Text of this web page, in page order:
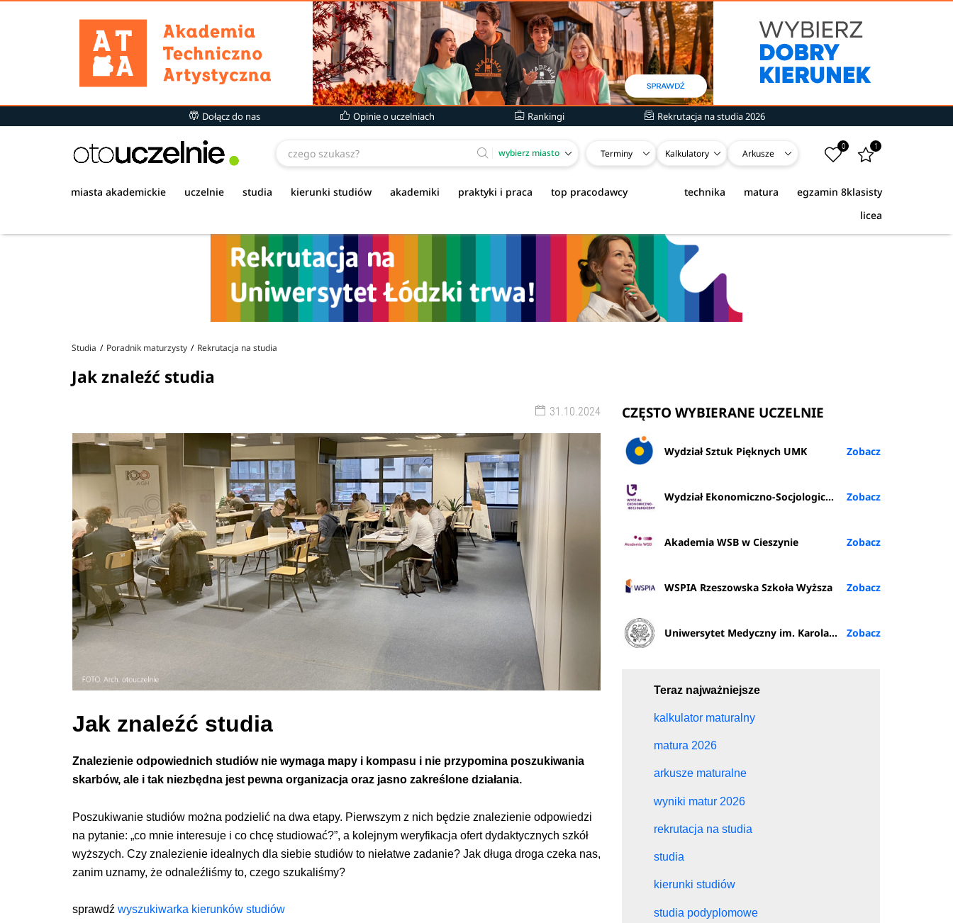
Dołącz do nas Opinie o uczelniach Rankingi Rekrutacja na studia 2026
wybierz miasto Terminy Kalkulatory Arkusze
0 1
miasta akademickie uczelnie studia kierunki studiów akademiki praktyki i praca top pracodawcy egzamin 8klasisty
matura
technika
licea
Studia Poradnik maturzysty Rekrutacja na studia
Jak znaleźć studia
31.10.2024
Jak znaleźć studia
Znalezienie odpowiednich studiów nie wymaga mapy i kompasu i nie przypomina poszukiwania
skarbów, ale i tak niezbędna jest pewna organizacja oraz jasno zakreślone działania.
Poszukiwanie studiów można podzielić na dwa etapy. Pierwszym z nich będzie znalezienie odpowiedzi
na pytanie: „co mnie interesuje i co chcę studiować?”, a kolejnym weryfikacja ofert dydaktycznych szkół
wyższych. Czy znalezienie idealnych dla siebie studiów to niełatwe zadanie? Jak długa droga czeka nas,
zanim uznamy, że odnaleźliśmy to, czego szukaliśmy?
sprawdźwyszukiwarka kierunków studiów
CZĘSTO WYBIERANE UCZELNIE
Wydział Sztuk Pięknych UMK
Wydział Ekonomiczno-Socjologiczny UŁ
Akademia WSB w Cieszynie
WSPIA Rzeszowska Szkoła Wyższa
Uniwersytet Medyczny im. Karola Marcinkowskiego w Poznaniu
Teraz najważniejsze
kalkulator maturalny
matura 2026
arkusze maturalne
wyniki matur 2026
rekrutacja na studia
studia
kierunki studiów
studia podyplomowe